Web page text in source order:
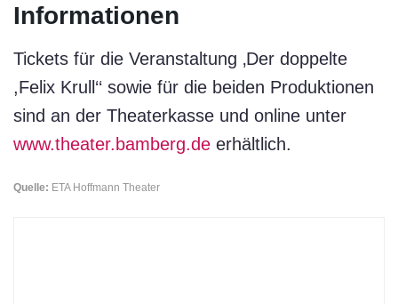
Informationen
Tickets für die Veranstaltung ‚Der doppelte
,Felix Krull‘‘ sowie für die beiden Produktionen
sind an der Theaterkasse und online unter
www.theater.bamberg.de erhältlich.
Quelle: ETA Hoffmann Theater